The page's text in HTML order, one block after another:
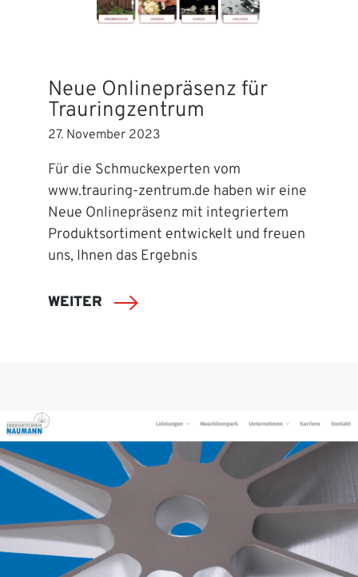
Neue Onlinepräsenz für
Trauringzentrum
27. November 2023
Für die Schmuckexperten vom
www.trauring-zentrum.de haben wir eine
Neue Onlinepräsenz mit integriertem
Produktsortiment entwickelt und freuen
uns, Ihnen das Ergebnis
WEITER